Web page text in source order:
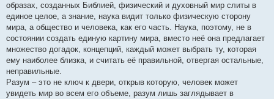
образах, созданных Библией, физический и духовный мир слиты в
единое целое, а знание, наука видит только физическую сторону
мира, а общество и человека, как его часть. Наука, поэтому, не в
состоянии создать единую картину мира, вместо неё она предлагает
множество догадок, концепций, каждый может выбрать ту, которая
ему наиболее близка, и считать её правильной, отвергая остальные,
неправильные.
Разум – это не ключ к двери, открыв которую, человек может
увидеть мир во всем его объеме, разум лишь заглядывает в